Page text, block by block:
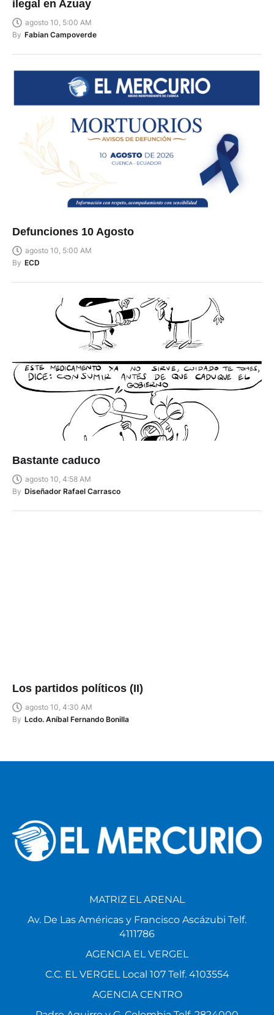
agosto 10, 5:00 AM
By
Fabian Campoverde
agosto 10, 5:00 AM
By
Bastante caduco
agosto 10, 4:58 AM
By
Diseñador Rafael Carrasco
agosto 10, 4:30 AM
By
Lcdo. Aníbal Fernando Bonilla
Av. De Las Américas y Francisco Ascázubi Telf.
4111786
AGENCIA EL VERGEL
C.C. EL VERGEL Local 107 Telf. 4103554
AGENCIA CENTRO
Padre Aguirre y G. Colombia Telf. 2824000